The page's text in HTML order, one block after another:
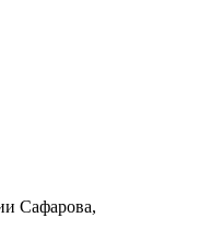
Сафарова,